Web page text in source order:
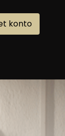
konto